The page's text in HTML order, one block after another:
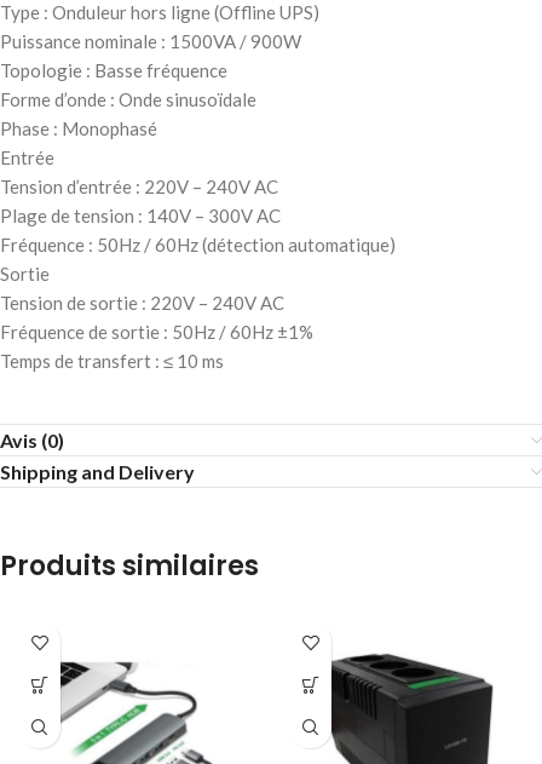
Type : Onduleur hors ligne (Offline UPS)
Puissance nominale : 1500VA / 900W
Topologie : Basse fréquence
Forme d’onde : Onde sinusoïdale
Phase : Monophasé
Entrée
Tension d’entrée : 220V – 240V AC
Plage de tension : 140V – 300V AC
Fréquence : 50Hz / 60Hz (détection automatique)
Sortie
Tension de sortie : 220V – 240V AC
Fréquence de sortie : 50Hz / 60Hz ±1%
Temps de transfert : ≤ 10 ms
Avis (0)
Shipping and Delivery
Produits similaires